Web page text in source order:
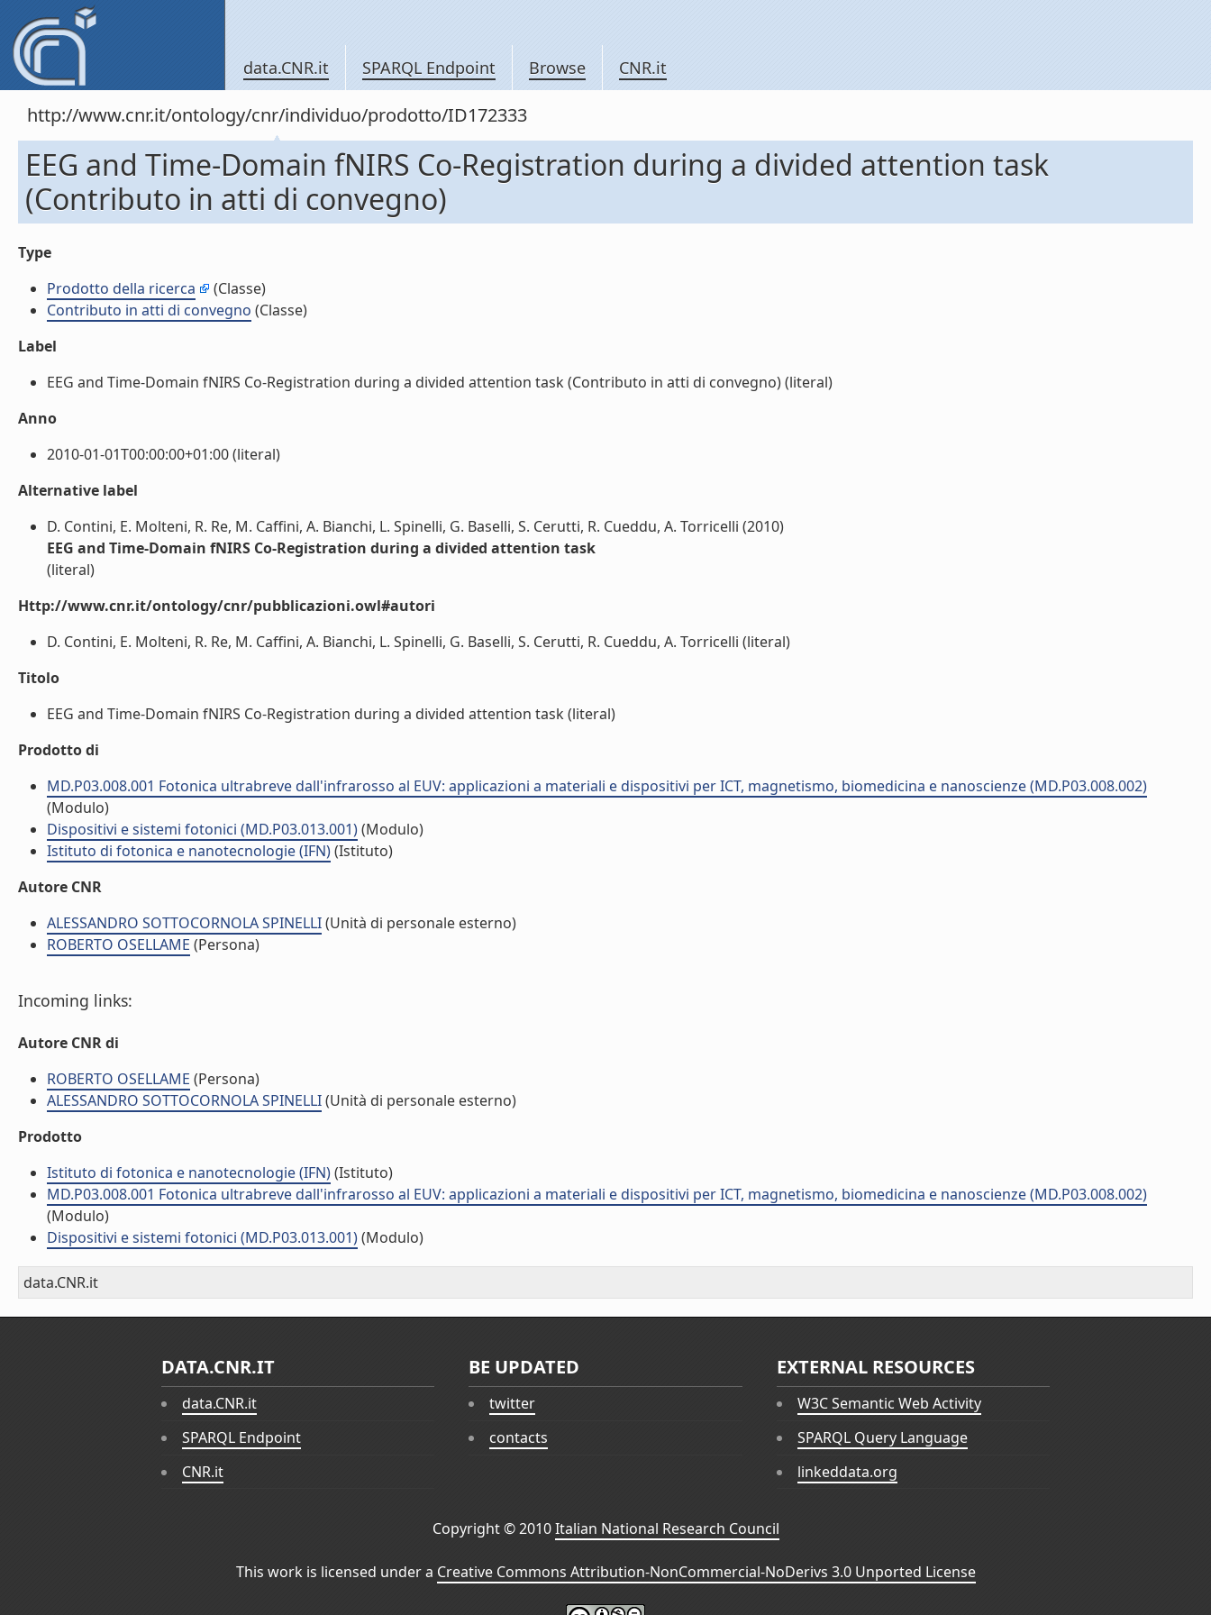
data.CNR.it SPARQL Endpoint Browse CNR.it
http://www.cnr.it/ontology/cnr/individuo/prodotto/ID172333
EEG and Time-Domain fNIRS Co-Registration during a divided attention task
(Contributo in atti di convegno)
Type
Prodotto della ricerca
(Classe)
Contributo in atti di convegno (Classe)
Label
EEG and Time-Domain fNIRS Co-Registration during a divided attention task (Contributo in atti di convegno) (literal)
Anno
2010-01-01T00:00:00+01:00 (literal)
Alternative label
D. Contini, E. Molteni, R. Re, M. Caffini, A. Bianchi, L. Spinelli, G. Baselli, S. Cerutti, R. Cueddu, A. Torricelli (2010)
EEG and Time-Domain fNIRS Co-Registration during a divided attention task
(literal)
Http://www.cnr.it/ontology/cnr/pubblicazioni.owl#autori
D. Contini, E. Molteni, R. Re, M. Caffini, A. Bianchi, L. Spinelli, G. Baselli, S. Cerutti, R. Cueddu, A. Torricelli (literal)
Titolo
EEG and Time-Domain fNIRS Co-Registration during a divided attention task (literal)
Prodotto di
MD.P03.008.001 Fotonica ultrabreve dall'infrarosso al EUV: applicazioni a materiali e dispositivi per ICT, magnetismo, biomedicina e nanoscienze (MD.P03.008.002)
(Modulo)
Dispositivi e sistemi fotonici (MD.P03.013.001)(Modulo)
Istituto di fotonica e nanotecnologie (IFN)(Istituto)
Autore CNR
ALESSANDRO SOTTOCORNOLA SPINELLI(Unità di personale esterno)
ROBERTO OSELLAME (Persona)
Incoming links:
Autore CNR di
ROBERTO OSELLAME (Persona)
ALESSANDRO SOTTOCORNOLA SPINELLI(Unità di personale esterno)
Prodotto
Istituto di fotonica e nanotecnologie (IFN)(Istituto)
MD.P03.008.001 Fotonica ultrabreve dall'infrarosso al EUV: applicazioni a materiali e dispositivi per ICT, magnetismo, biomedicina e nanoscienze (MD.P03.008.002)
(Modulo)
Dispositivi e sistemi fotonici (MD.P03.013.001)(Modulo)
data.CNR.it
DATA.CNR.IT
data.CNR.it
SPARQL Endpoint
CNR.it
BE UPDATED
twitter
contacts
EXTERNAL RESOURCES
W3C Semantic Web Activity
SPARQL Query Language
linkeddata.org
Copyright © 2010Italian National Research Council
This work is licensed under a Creative Commons Attribution-NonCommercial-NoDerivs 3.0 Unported License